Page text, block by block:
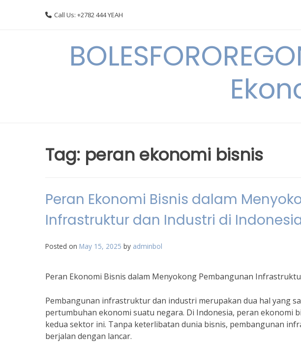
Call Us: +2782 444 YEAH
Tag: peran ekonomi bisnis
Peran Ekonomi Bisnis dalam
Infrastruktur dan Industri di
Posted on May 15, 2025 by adminbol
Peran Ekonomi Bisnis dalam Menyokong Pembangunan
Pembangunan infrastruktur dan industri merupakan dua hal yang
pertumbuhan ekonomi suatu negara. Di Indonesia, peran ekonomi
kedua sektor ini. Tanpa keterlibatan dunia bisnis, pembangunan
berjalan dengan lancar.